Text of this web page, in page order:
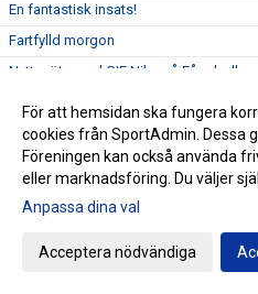
En fantastisk insats!
Fartfylld morgon
Nytt möte med GIF Nike på Fågelvallen
Insamling av kläder lördag
Jämnt i Dalby
Händelserik premiärkväll
Klubbvecka på Intersport 31 augusti -
För att hemsidan ska fungera
cookies från SportAdmin. Dessa
Föreningen kan också använda
eller marknadsföring. Du väljer
Anpassa dina val
Acceptera nödvändiga